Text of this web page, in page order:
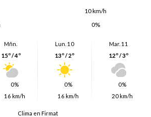
10 km/h
0%
Mñn.
15º / 4º
0%
16 km/h
Lun. 10
13º / 2º
0%
16 km/h
Mar. 11
12º / 3º
0%
20 km/h
Clima en Firmat